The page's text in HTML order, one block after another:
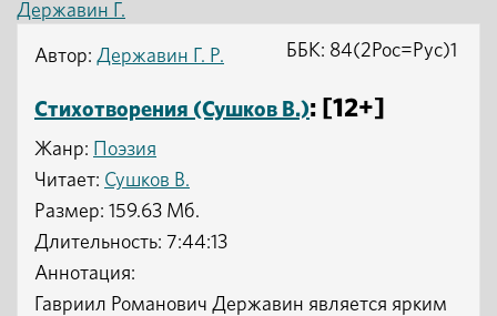
Державин Г.
Автор: Державин Г. Р.
Стихотворения (Сушков В.): [12+]
Жанр: Поэзия
Читает: Сушков В.
ББК: 84(2Рос=Рус)1
Размер: 159.63 Мб.
Длительность: 7:44:13
Аннотация:
Гавриил Романович Державин является ярким